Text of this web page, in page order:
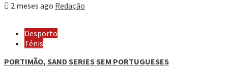
2 meses ago Redação
Desporto
Ténis
PORTIMÃO, SAND SERIES SEM PORTUGUESES